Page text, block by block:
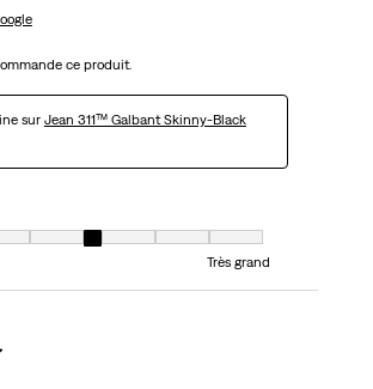
ce produit.
sur Jean 311™ Galbant Skinny-Black
où 1 est égal à Très petit et 7 est égal à Très grand
Très grand